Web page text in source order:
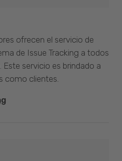
ofrecen el servicio de
de Issue Tracking a todos
servicio es brindado a
como clientes.